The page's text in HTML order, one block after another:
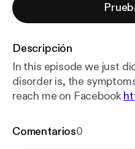
Descripción
In this episode we just
disorder is, the
reach me on Facebook
contributions. You can
Comentarios0